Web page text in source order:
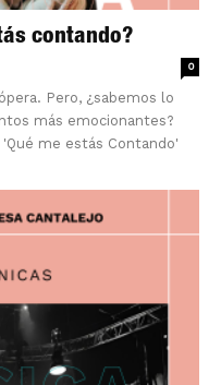
contando?
0
Pero, ¿sabemos lo
más emocionantes?
me estás Contando'